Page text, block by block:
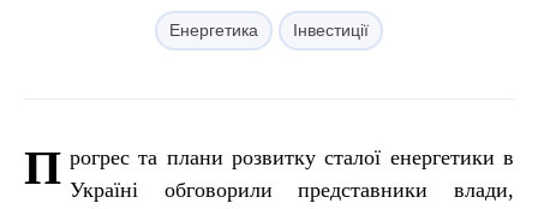
Енергетика Інвестиції
П рогрес та плани розвитку сталої енергетики в
Україні обговорили представники влади,